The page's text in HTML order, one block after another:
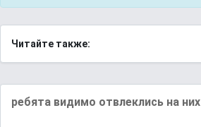
Читайте также:
ребята видимо отвлеклись на них